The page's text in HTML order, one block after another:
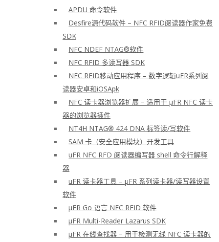
APDU 命令软件
Desfire源代码软件 – NFC RFID阅读器作家免费
SDK
NFC NDEF NTAG®软件
NFC RFID 多读写器 SDK
NFC RFID移动应用程序 – 数字逻辑uFR系列阅
读器安卓和iOSApk
NFC 读卡器浏览器扩展 – 适用于 μFR NFC 读卡
器的浏览器插件
NT4H NTAG® 424 DNA 标签读/写软件
SAM 卡（安全应用模块）开发工具
uFR NFC RFD 阅读器编写器 shell 命令行解释
器
uFR 读卡器工具 – μFR 系列读卡器/读写器设置
软件
μFR Go 语言 NFC RFID 软件
μFR Multi-Reader Lazarus SDK
μFR 在线查找器 – 用于检测无线 NFC 读卡器的